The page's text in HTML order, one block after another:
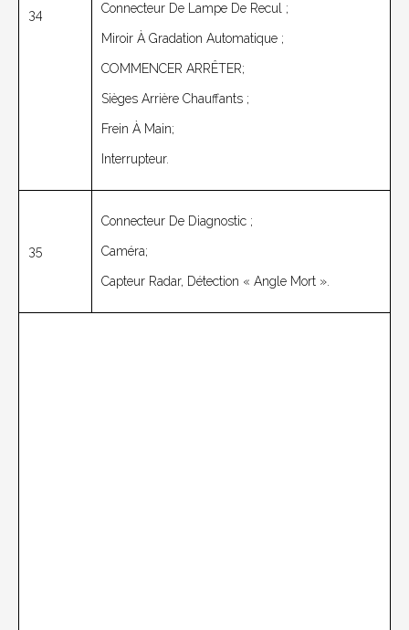
34 Connecteur De Lampe De Recul ;
Miroir À Gradation Automatique ;
COMMENCER ARRÊTER;
Sièges Arrière Chauffants ;
Frein À Main;
Interrupteur.
35
Connecteur De Diagnostic ;
Caméra;
Capteur Radar, Détection « Angle Mort ».